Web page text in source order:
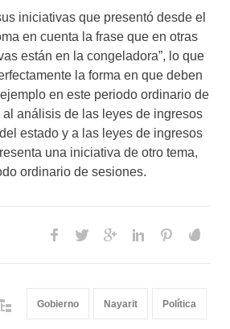
iniciativas que presentó desde el
en cuenta la frase que en otras
están en la congeladora”, lo que
la forma en que deben
en este periodo ordinario de
análisis de las leyes de ingresos
estado y a las leyes de ingresos
una iniciativa de otro tema,
ordinario de sesiones.
Gobierno Nayarit Política